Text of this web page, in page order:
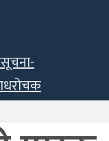
सूचना-
रोचक